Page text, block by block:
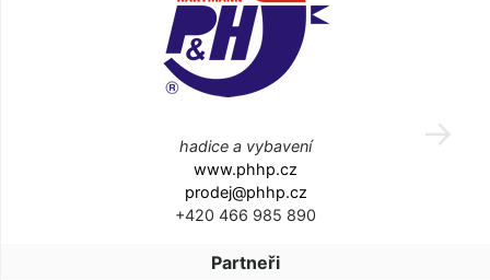
hadice a vybavení
www.phhp.cz
prodej@phhp.cz
+420 466 985 890
Partneři